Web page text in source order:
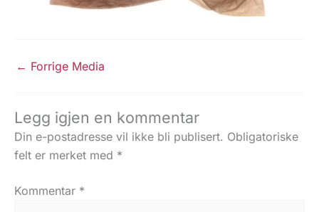
← Forrige Media
Legg igjen en kommentar
Din e-postadresse vil ikke bli publisert. Obligatoriske
felt er merket med *
Kommentar *